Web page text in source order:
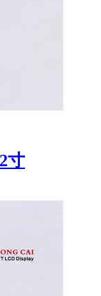
寸